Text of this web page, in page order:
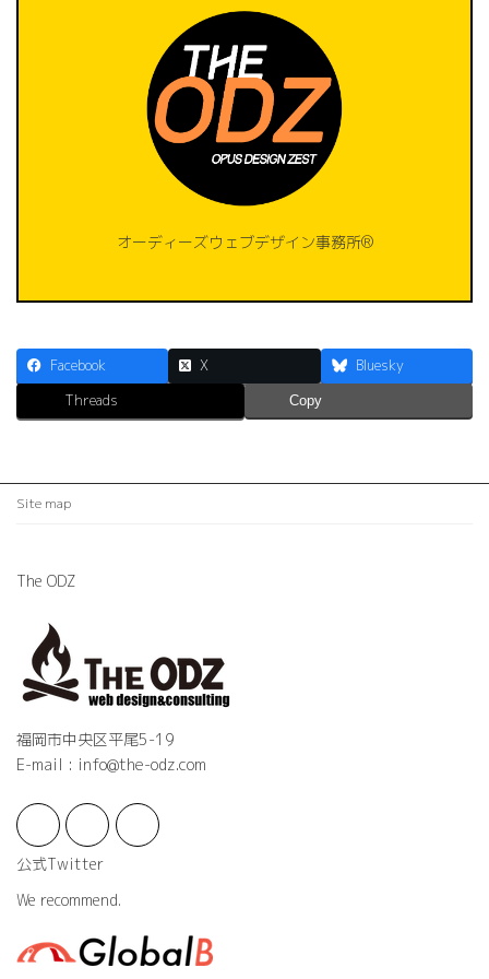
オーディーズウェブデザイン事務所®️
Facebook X
Bluesky
Threads
Copy
Site map
The ODZ
福岡市中央区平尾5-19
E-mail : info@the-odz.com
公式Twitter
We recommend.